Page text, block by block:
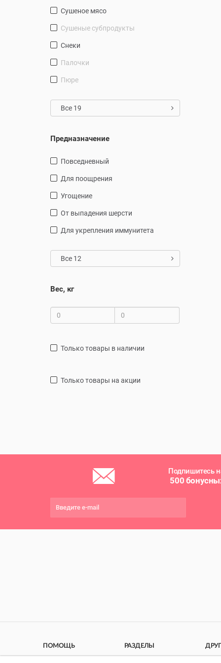
сушеное мясо
сушеные субпродукты
снеки
палочки
пюре
Все 19
Предназначение
повседневный
для поощрения
угощение
от выпадения шерсти
для укрепления иммунитета
Все 12
Вес, кг
только товары в наличии
только товары на акции
Подпишитесь
500
РАЗДЕЛЫ
ПОМОЩЬ